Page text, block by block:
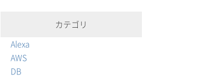
カテゴリ
Alexa
AWS
DB